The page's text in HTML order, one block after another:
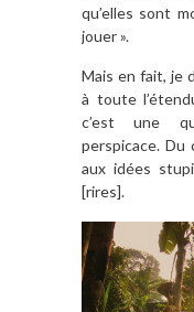
qu’elles sont
jouer ».
Mais en fait, je
à toute
c’est une
perspicace.
aux idées
[rires].